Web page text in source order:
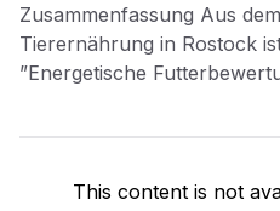
Zusammenfassung Aus dem Oskar‐Kellner‐Institut für
Tierernährung in Rostock
”Energetische
Grundlagen eines neuen
”linearen multiplen
This content is not